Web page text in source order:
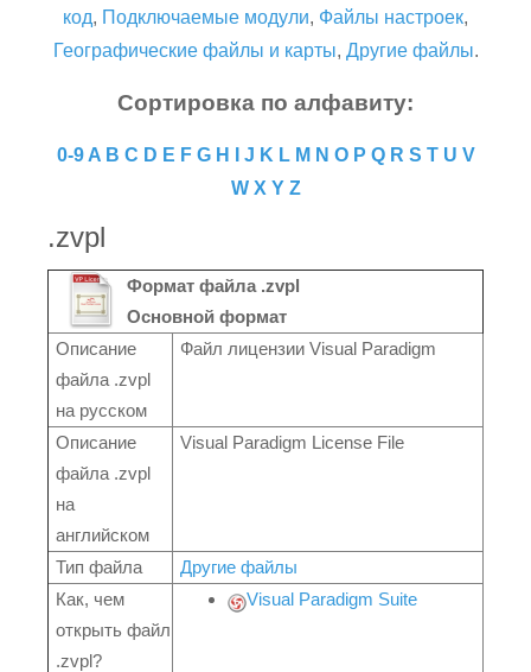
код, Подключаемые модули, Файлы настроек,
Географические файлы и карты, Другие файлы.
Сортировка по алфавиту:
0-9 A B C D E F G H J K L M N O P Q R S T U V
W X Y Z
.zvpl
Формат файла .zvpl
Основной формат
Описание
файла .zvpl
на русском
Файл лицензии Visual Paradigm
Описание
файла .zvpl
на
английском
Visual Paradigm License File
Тип файла
Другие файлы
Как, чем
открыть файл
.zvpl?
Visual Paradigm Suite